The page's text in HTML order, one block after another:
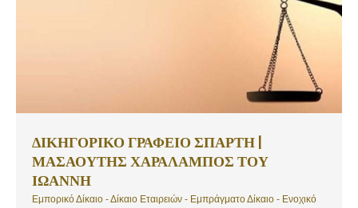
ΔΙΚΗΓΟΡΙΚΟ ΓΡΑΦΕΙΟ ΣΠΑΡΤΗ |
ΜΑΣΑΟΥΤΗΣ ΧΑΡΑΛΑΜΠΟΣ ΤΟΥ
ΙΩΑΝΝΗ
Εμπορικό Δίκαιο - Δίκαιο Εταιρειών - Εμπράγματο Δίκαιο - Ενοχικό